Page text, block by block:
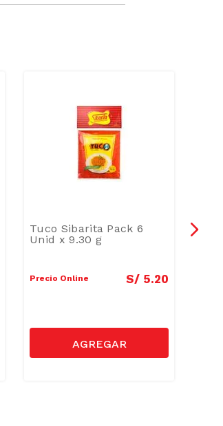
Tuco Sibarita Pack 6
Unid x 9.30 g
Precio Online S/ 5.20